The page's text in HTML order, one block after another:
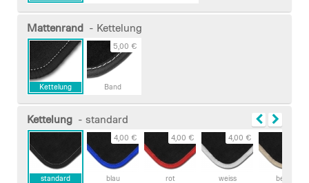
images
gallery
Mattenrand - Kettelung
Kettelung Band
5,00 €
Kettelung - standard
standard blau
4,00 €
rot
4,00 €
weiss
4,00 €
beige